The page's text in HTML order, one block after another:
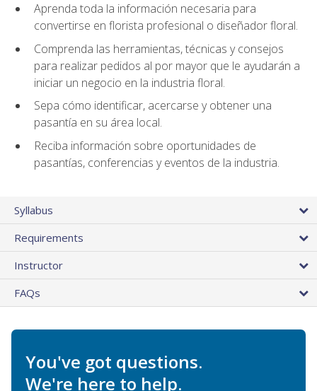
Aprenda toda la información necesaria para
convertirse en florista profesional o diseñador floral.
Comprenda las herramientas, técnicas y consejos
para realizar pedidos al por mayor que le ayudarán a
iniciar un negocio en la industria floral.
Sepa cómo identificar, acercarse y obtener una
pasantía en su área local.
Reciba información sobre oportunidades de
pasantías, conferencias y eventos de la industria.
Syllabus
Requirements
Instructor
FAQs
You've got questions.
We're here to help.